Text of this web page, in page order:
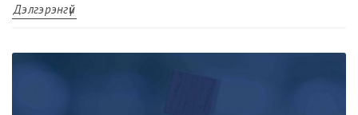
Дэлгэрэнгүй